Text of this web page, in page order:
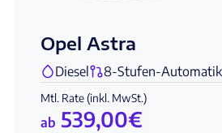
Opel Astra
Diesel 8-Stufen-
Mtl. Rate (inkl. MwSt.)
ab 539,00€